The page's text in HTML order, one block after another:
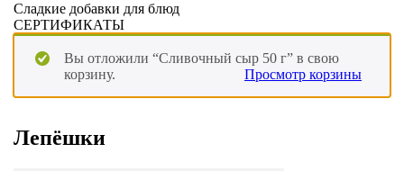
Сладкие добавки для блюд
СЕРТИФИКАТЫ
Вы отложили “Сливочный сыр 50 г” в свою
корзину.
Просмотр корзины
Лепёшки